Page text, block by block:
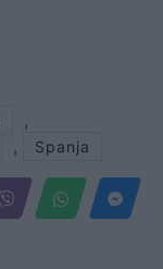
,
, Spanja